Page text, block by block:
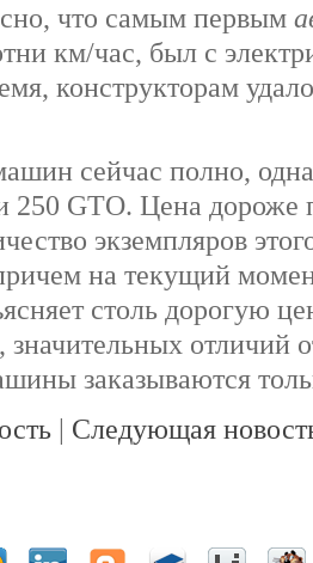
что самым первым
км/час, был с
конструкторам
сейчас полно,
250 GTO. Цена дороже
экземпляров
на текущий
столь дорогую
значительных
заказываются
| Следующая